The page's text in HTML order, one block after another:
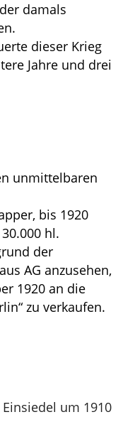
damals
dieser Krieg
Jahre und drei
unmittelbaren
bis 1920
hl.
der
AG anzusehen,
1920 an die
zu verkaufen.